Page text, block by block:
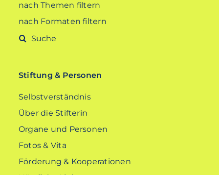
nach Themen filtern
nach Formaten filtern
Suche
Stiftung & Personen
Selbstverständnis
Über die Stifterin
Organe und Personen
Fotos & Vita
Förderung & Kooperationen